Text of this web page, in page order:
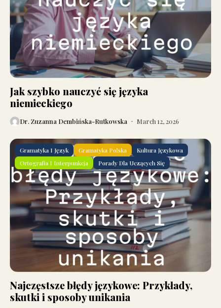
Jak szybko nauczyć się języka
niemieckiego
Dr. Zuzanna Dembińska-Rutkowska March 12, 2026
Gramatyka I Język Gramatyka Polska
Kultura Językowa
Ortografia I Interpunkcja
Porady Dla Uczących Się
Najczęstsze błędy językowe: Przykłady,
skutki i sposoby unikania